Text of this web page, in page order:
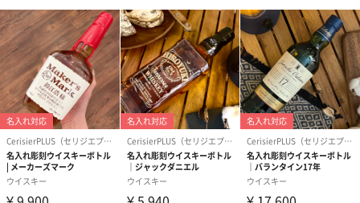
香り
12年以上熟成された原酒のみブレンドされており、上品な甘さと
よりスコッチウイスキーらしいナッツを思わせる香ばしいスモー
キーな香り。
味わい